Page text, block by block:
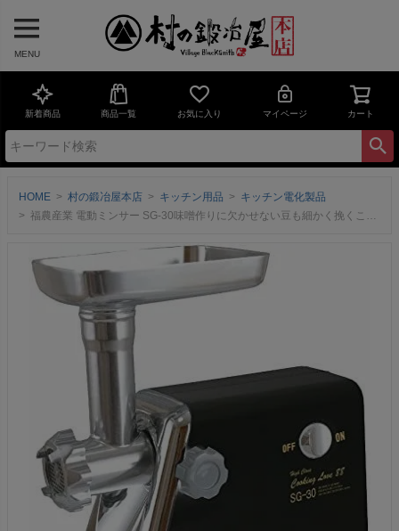
MENU
新着商品 商品一覧 お気に入り マイページ カート
HOME 村の鍛冶屋本店 キッチン用品
キッチン電化製品
福農産業 電動ミンサー SG-30味噌作りに欠かせない豆も細かく挽くことができます